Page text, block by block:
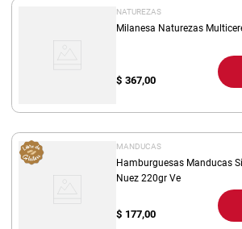
NATUREZAS
Milanesa Naturezas
$ 367,00
MANDUCAS
Hamburguesas Manducas
Nuez 220gr Ve
$ 177,00